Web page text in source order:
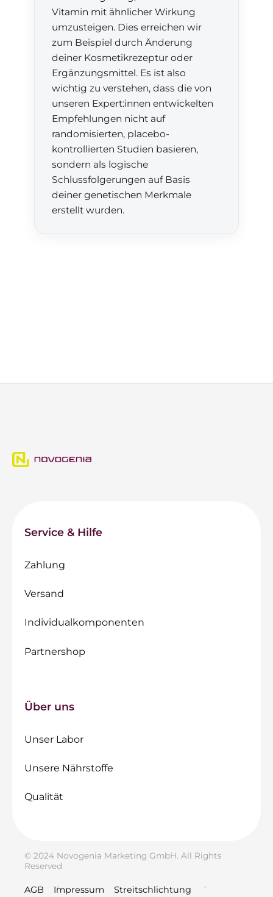
Vitamin mit ähnlicher Wirkung
umzusteigen. Dies erreichen wir
zum Beispiel durch Änderung
deiner Kosmetikrezeptur oder
Ergänzungsmittel. Es ist also
wichtig zu verstehen, dass die von
unseren Expert:innen entwickelten
Empfehlungen nicht auf
randomisierten, placebo-
kontrollierten Studien basieren,
sondern als logische
Schlussfolgerungen auf Basis
deiner genetischen Merkmale
erstellt wurden.
Service & Hilfe
Zahlung
Versand
Individualkomponenten
Partnershop
Über uns
Unser Labor
Unsere Nährstoffe
Qualität
© 2024 Novogenia Marketing GmbH. All Rights
Reserved
AGB Impressum Streitschlichtung